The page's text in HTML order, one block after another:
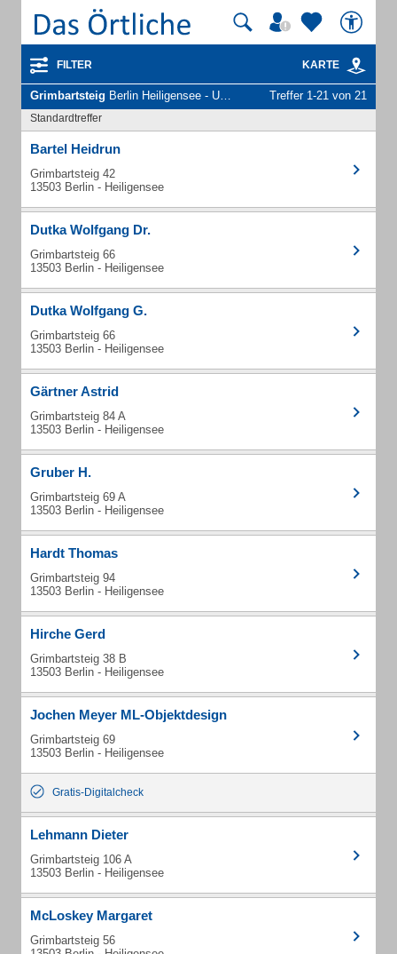
FILTER KARTE
Grimbartsteig Berlin Heiligensee - Unternehmen und Personen Treffer 1-21 von 21
Standardtreffer
Bartel Heidrun
Grimbartsteig 42
13503 Berlin - Heiligensee
Dutka Wolfgang Dr.
Grimbartsteig 66
13503 Berlin - Heiligensee
Dutka Wolfgang G.
Grimbartsteig 66
13503 Berlin - Heiligensee
Gärtner Astrid
Grimbartsteig 84 A
13503 Berlin - Heiligensee
Gruber H.
Grimbartsteig 69 A
13503 Berlin - Heiligensee
Hardt Thomas
Grimbartsteig 94
13503 Berlin - Heiligensee
Hirche Gerd
Grimbartsteig 38 B
13503 Berlin - Heiligensee
Jochen Meyer ML-Objektdesign
Grimbartsteig 69
13503 Berlin - Heiligensee
Gratis-Digitalcheck
Lehmann Dieter
Grimbartsteig 106 A
13503 Berlin - Heiligensee
McLoskey Margaret
Grimbartsteig 56